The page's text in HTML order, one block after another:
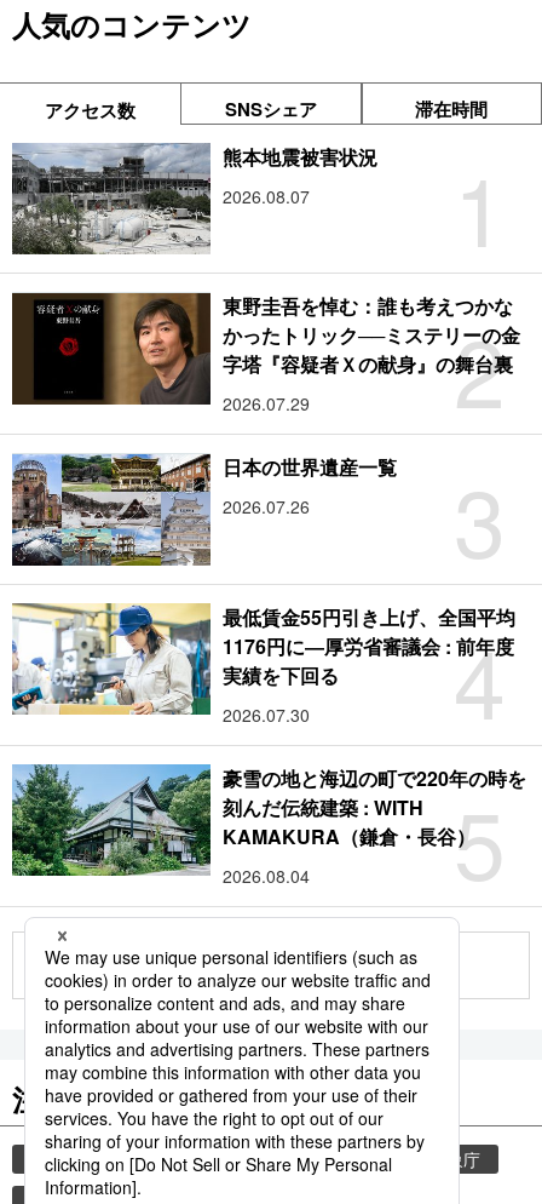
人気のコンテンツ
アクセス数 SNSシェア 滞在時間
1
熊本地震被害状況
2026.08.07
2
東野圭吾を悼む：誰も考えつかな
かったトリック──ミステリーの金
字塔『容疑者Ｘの献身』の舞台裏
2026.07.29
3
日本の世界遺産一覧
2026.07.26
4
最低賃金55円引き上げ、全国平均
1176円に―厚労省審議会 : 前年度
実績を下回る
2026.07.30
5
豪雪の地と海辺の町で220年の時を
刻んだ伝統建築 : WITH
KAMAKURA（鎌倉・長谷）
2026.08.04
もっと見る
注目のキーワード
共同通信ニュース 気象・災害 災害
気象庁